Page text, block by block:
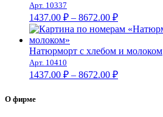
8672.00 ₽
Арт. 10337
1437.00 ₽ – 8672.00 ₽Диапазон
цен:
–
Натюрморт с хлебом и молоком
Арт. 10410
1437.00 ₽ – 8672.00 ₽Диапазон
О фирме